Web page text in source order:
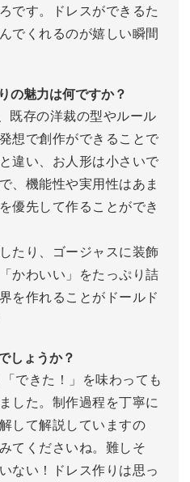
です。ドレスができるた
でくれるのが嬉しい瞬間
の魅力は何ですか？
既存の洋裁の型やルール
想で創作ができることで
違い、お人形は小さいで
、機能性や実用性はあま
優先して作ることができ
たり、ゴージャスに装飾
かわいい」をたっぷり詰
を作れることがドールド
しょうか？
できた！」を味わっても
した。制作過程を丁寧に
して解説していますの
てくださいね。難しそ
ない！ドレス作りは思っ